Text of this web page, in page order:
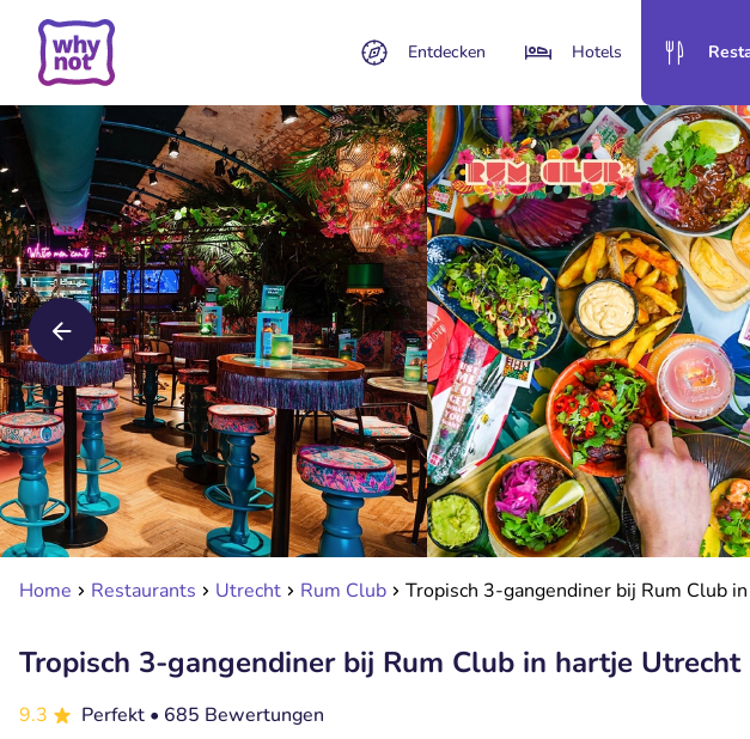
Entdecken Hotels
Home Restaurants Utrecht Rum Club Tropisch 3-gangendiner bij Rum Club
Tropisch 3-gangendiner bij Rum Club in hartje Utrecht
9.3 Perfekt • 685 Bewertungen